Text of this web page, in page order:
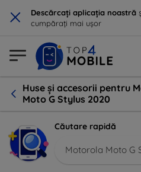
× Descărcați aplicația noastră
cumpărați mai ușor
Huse și accesorii pentru
Moto G Stylus 2020
Căutare rapidă
Motorola Moto G